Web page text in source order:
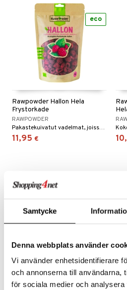
Samtycke
Denna webbplats använder
Vi använder enhetsidentifierare
och annonserna till användarna,
för sociala medier och
Rawpowder Hallon Hela
Frystorkade
RAWPOWDER
Pakastekuivatut vadelmat, joissa on rikas ja intensiivinen maku.
11,95 €
eco
Rawpowder Passionfrukt
pulver Frystorkad